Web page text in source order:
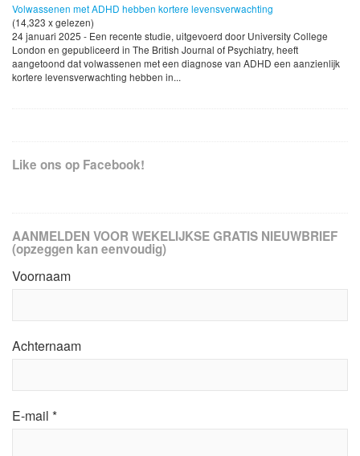
Volwassenen met ADHD hebben kortere levensverwachting
(14,323 x gelezen)
24 januari 2025 - Een recente studie, uitgevoerd door University College
London en gepubliceerd in The British Journal of Psychiatry, heeft
aangetoond dat volwassenen met een diagnose van ADHD een aanzienlijk
kortere levensverwachting hebben in...
Like ons op Facebook!
AANMELDEN VOOR WEKELIJKSE GRATIS NIEUWBRIEF
(opzeggen kan eenvoudig)
Voornaam
Achternaam
E-mail *